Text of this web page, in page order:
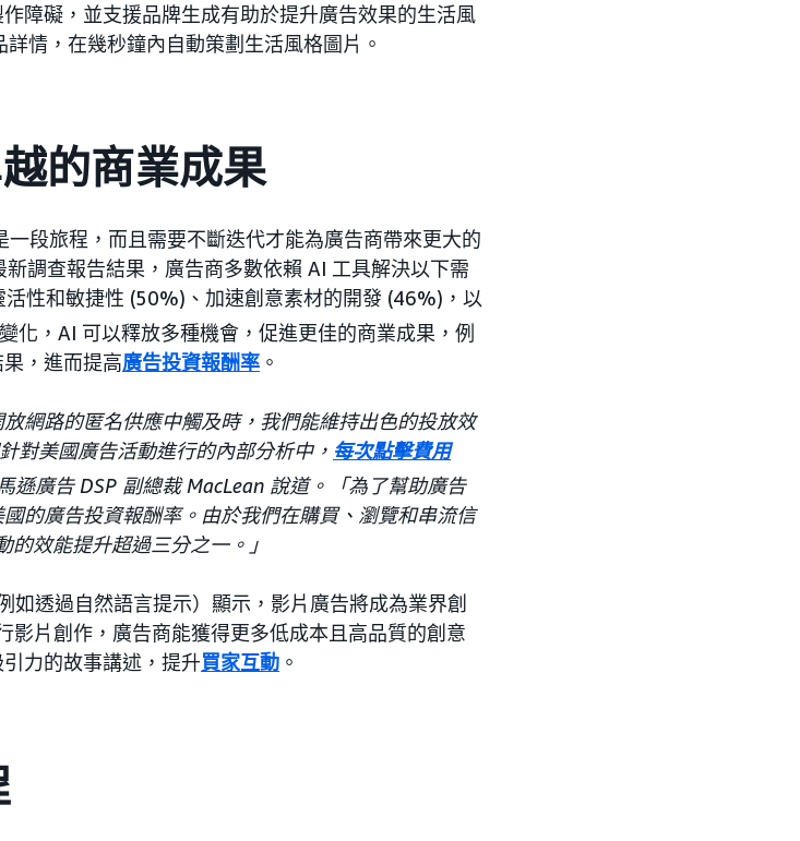
障礙，並支援品牌生成有助於提升廣告效果的生活風
情，在幾秒鐘內自動策劃生活風格圖片。
的商業成果
一段旅程，而且需要不斷迭代才能為廣告商帶來更大的
調查報告結果，廣告商多數依賴 AI 工具解決以下需
性和敏捷性 (50%)、加速創意素材的開發 (46%)，以
化，AI 可以釋放多種機會，促進更佳的商業成果，例
，進而提高廣告投資報酬率 。
網路的匿名供應中觸及時，我們能維持出色的投放效
對美國廣告活動進行的內部分析中， 每次點擊費用
遜廣告 DSP 副總裁 MacLean 說道。「為了幫助廣告
的廣告投資報酬率。由於我們在購買、瀏覽和串流信
效能提升超過三分之一。」
如透過自然語言提示）顯示，影片廣告將成為業界創
影片創作，廣告商能獲得更多低成本且高品質的創意
力的故事講述，提升買家互動 。